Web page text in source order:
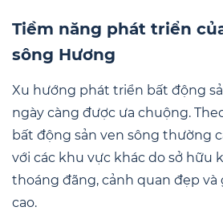
Tiềm năng phát triển
sông Hương
Xu hướng phát triển bất động
ngày càng được ưa chuộng.
bất động sản ven sông thường
với các khu vực khác do sở hữu
thoáng đãng, cảnh quan đẹp
cao.